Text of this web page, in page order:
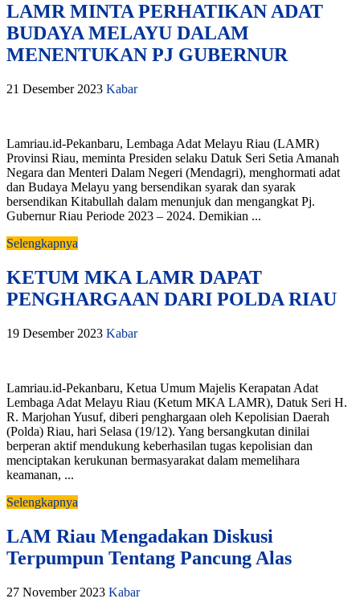
LAMR MINTA PERHATIKAN ADAT
BUDAYA MELAYU DALAM
MENENTUKAN PJ GUBERNUR
21 Desember 2023 Kabar
Lamriau.id-Pekanbaru, Lembaga Adat Melayu Riau (LAMR)
Provinsi Riau, meminta Presiden selaku Datuk Seri Setia Amanah
Negara dan Menteri Dalam Negeri (Mendagri), menghormati adat
dan Budaya Melayu yang bersendikan syarak dan syarak
bersendikan Kitabullah dalam menunjuk dan mengangkat Pj.
Gubernur Riau Periode 2023 – 2024. Demikian ...
Selengkapnya
KETUM MKA LAMR DAPAT
PENGHARGAAN DARI POLDA RIAU
19 Desember 2023 Kabar
Lamriau.id-Pekanbaru, Ketua Umum Majelis Kerapatan Adat
Lembaga Adat Melayu Riau (Ketum MKA LAMR), Datuk Seri H.
R. Marjohan Yusuf, diberi penghargaan oleh Kepolisian Daerah
(Polda) Riau, hari Selasa (19/12). Yang bersangkutan dinilai
berperan aktif mendukung keberhasilan tugas kepolisian dan
menciptakan kerukunan bermasyarakat dalam memelihara
keamanan, ...
Selengkapnya
LAM Riau Mengadakan Diskusi
Terpumpun Tentang Pancung Alas
27 November 2023 Kabar